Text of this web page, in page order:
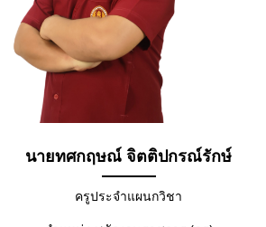
นายทศกฤษณ์ จิตติปกรณ์รักษ์
ครูประจำแผนกวิชา